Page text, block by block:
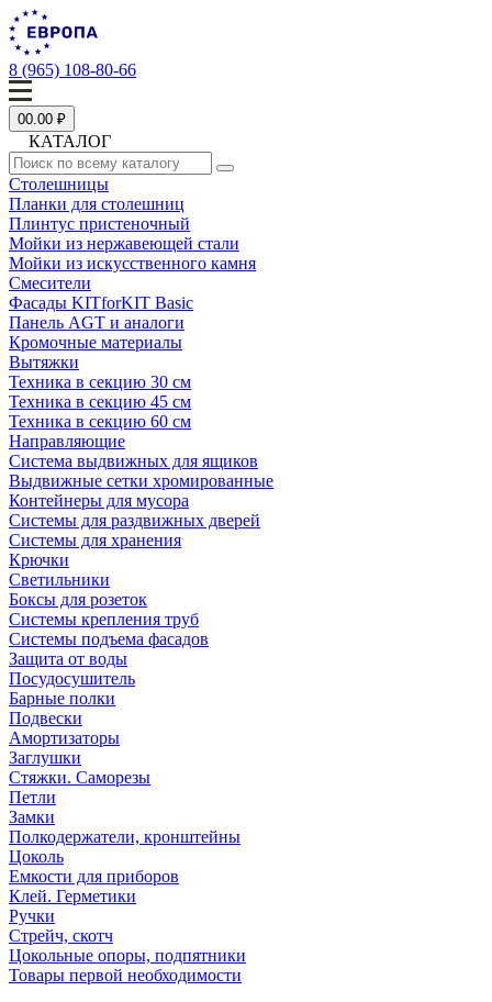
8 (965) 108-80-66
00.00 ₽
КАТАЛОГ
Столешницы
Планки для столешниц
Плинтус пристеночный
Мойки из нержавеющей стали
Мойки из искусственного камня
Смесители
Фасады KITforKIT Basic
Панель AGT и аналоги
Кромочные материалы
Вытяжки
Техника в секцию 30 см
Техника в секцию 45 см
Техника в секцию 60 см
Направляющие
Система выдвижных для ящиков
Выдвижные сетки хромированные
Контейнеры для мусора
Системы для раздвижных дверей
Системы для хранения
Крючки
Светильники
Боксы для розеток
Системы крепления труб
Системы подъема фасадов
Защита от воды
Посудосушитель
Барные полки
Подвески
Амортизаторы
Заглушки
Стяжки. Саморезы
Петли
Замки
Полкодержатели, кронштейны
Цоколь
Емкости для приборов
Клей. Герметики
Ручки
Стрейч, скотч
Цокольные опоры, подпятники
Товары первой необходимости